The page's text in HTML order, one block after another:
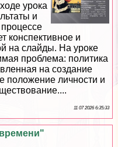
урока
и
конспективное и
на слайды. На уроке
проблема: политика
на создание
положение личности и
11 07 2026 6:35:33